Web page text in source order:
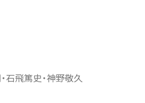
石飛篤史・神野敬久